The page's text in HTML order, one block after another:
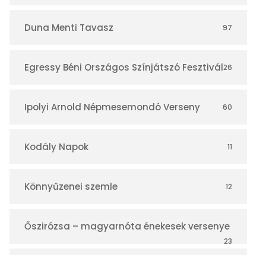
r
Duna Menti Tavasz 97
Egressy Béni Országos Színjátszó Fesztivál26
Ipolyi Arnold Népmesemondó Verseny 60
Kodály Napok 11
Könnyűzenei szemle 12
Őszirózsa – magyarnóta énekesek versenye
23